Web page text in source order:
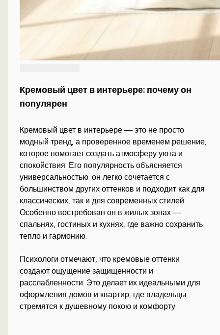
Кремовый цвет в интерьере: почему он
популярен
Кремовый цвет в интерьере — это не просто
модный тренд, а проверенное временем решение,
которое помогает создать атмосферу уюта и
спокойствия. Его популярность объясняется
универсальностью: он легко сочетается с
большинством других оттенков и подходит как для
классических, так и для современных стилей.
Особенно востребован он в жилых зонах —
спальнях, гостиных и кухнях, где важно сохранить
тепло и гармонию.
Психологи отмечают, что кремовые оттенки
создают ощущение защищенности и
расслабленности. Это делает их идеальными для
оформления домов и квартир, где владельцы
стремятся к душевному покою и комфорту.